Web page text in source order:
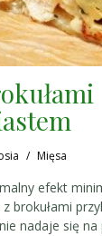
Mięsa
efekt
brokułami
nadaje się na